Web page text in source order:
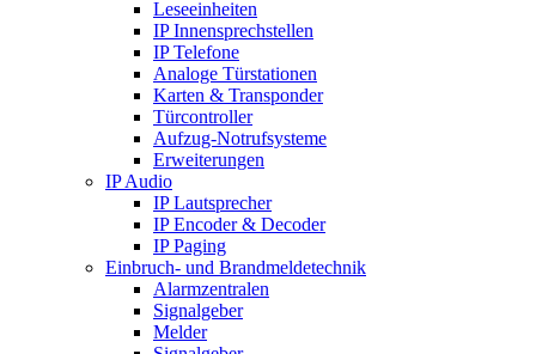
Leseeinheiten
IP Innensprechstellen
IP Telefone
Analoge Türstationen
Karten & Transponder
Türcontroller
Aufzug-Notrufsysteme
Erweiterungen
IP Audio
IP Lautsprecher
IP Encoder & Decoder
IP Paging
Einbruch- und Brandmeldetechnik
Alarmzentralen
Signalgeber
Melder